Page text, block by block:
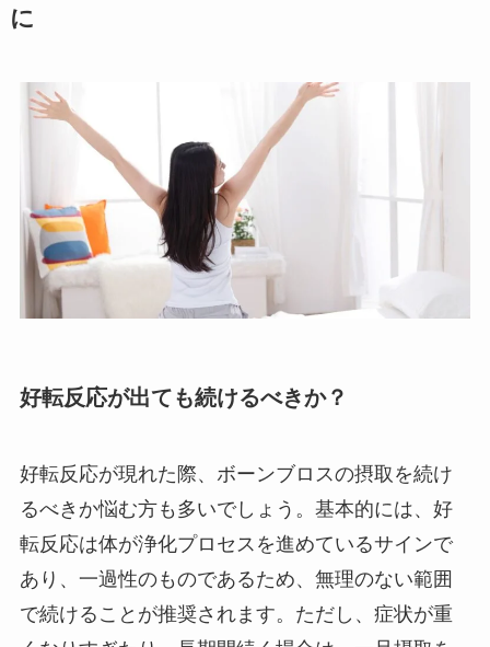
に
好転反応が出ても続けるべきか？
好転反応が現れた際、ボーンブロスの摂取を続け
るべきか悩む方も多いでしょう。基本的には、好
転反応は体が浄化プロセスを進めているサインで
あり、一過性のものであるため、無理のない範囲
で続けることが推奨されます。ただし、症状が重